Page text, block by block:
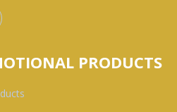
PRODUCTS